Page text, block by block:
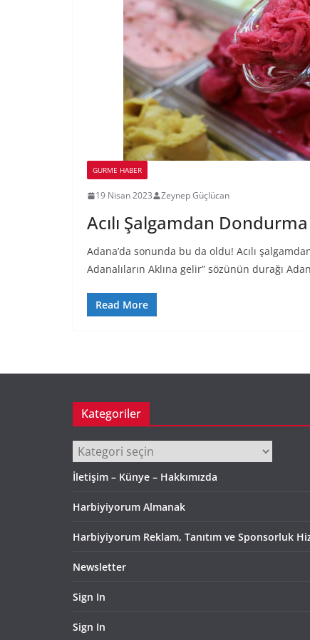
GURME HABER
19 Nisan 2023 Zeynep Güçlücan
Acılı Şalgamdan
Adana’da sonunda bu da oldu! Acılı
Adanalıların Aklına gelir” sözünün durağı
Read More
Kategoriler
Kategoriler
İletişim – Künye – Hakkımızda
Harbiyiyorum Almanak
Harbiyiyorum Reklam, Tanıtım ve Sponsorluk
Newsletter
Sign In
Sign In